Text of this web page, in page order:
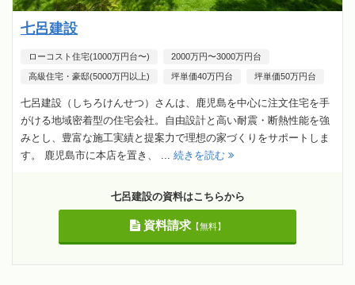
七呂建設
ローコスト住宅(1000万円台〜) 2000万円〜3000万円台
高級住宅・豪邸(5000万円以上) 坪単価40万円台 坪単価50万円台
七呂建設（しちろけんせつ）さんは、鹿児島を中心に注文住宅を手
がける地域密着型の住宅会社。自由設計と高い耐震・断熱性能を強
みとし、豊富な施工実績と提案力で理想の家づくりをサポートしま
す。 鹿児島市に本店を置き、 ... 続きを読む
七呂建設の資料はこちらから
資料請求【無料】